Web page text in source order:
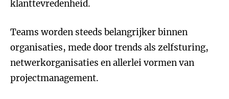
klanttevredenheid.
Teams worden steeds belangrijker binnen
organisaties, mede door trends als zelfsturing,
netwerkorganisaties en allerlei vormen van
projectmanagement.